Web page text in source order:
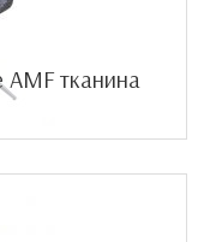
AMF тканина